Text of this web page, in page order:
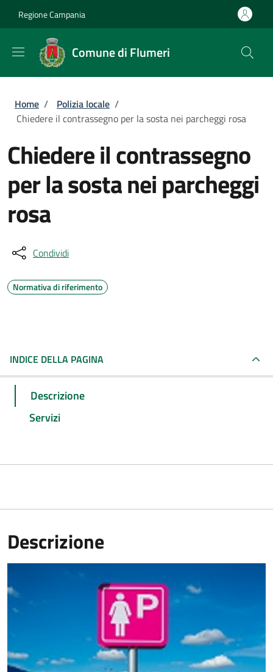
Regione Campania
Comune di Flumeri
Briciole di pane
Home / Polizia locale /
Chiedere il contrassegno per la sosta nei parcheggi rosa
Chiedere il contrassegno
per la sosta nei parcheggi
rosa
Condividi
Normativa di riferimento
INDICE DELLA PAGINA
Descrizione
Servizi
Descrizione